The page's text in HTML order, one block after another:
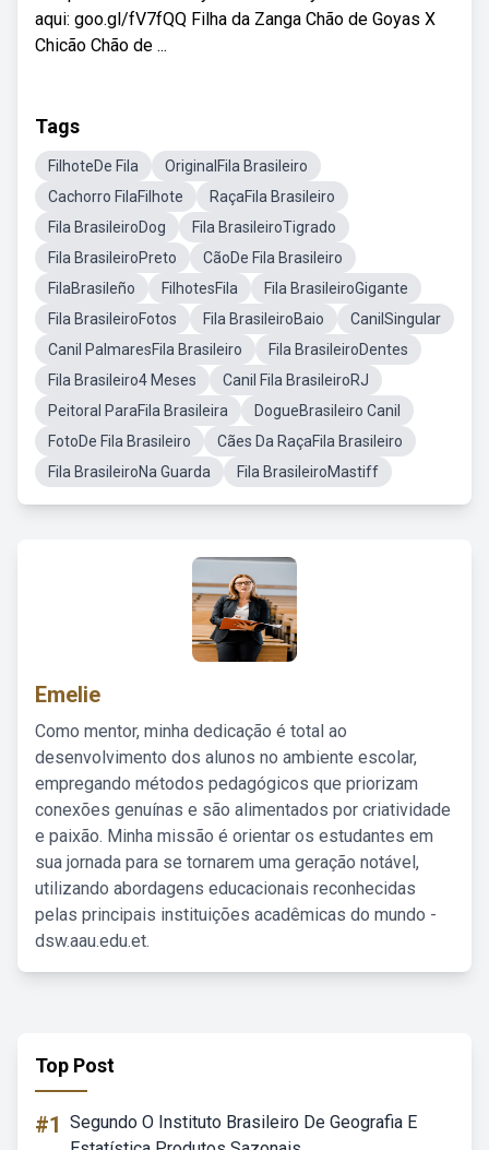
aqui: goo.gl/fV7fQQ Filha da Zanga Chão de Goyas X
Chicão Chão de ...
Tags
FilhoteDe Fila
OriginalFila Brasileiro
Cachorro FilaFilhote
RaçaFila Brasileiro
Fila BrasileiroDog
Fila BrasileiroTigrado
Fila BrasileiroPreto
CãoDe Fila Brasileiro
FilaBrasileño
FilhotesFila
Fila BrasileiroGigante
Fila BrasileiroFotos
Fila BrasileiroBaio
CanilSingular
Canil PalmaresFila Brasileiro
Fila BrasileiroDentes
Fila Brasileiro4 Meses
Canil Fila BrasileiroRJ
Peitoral ParaFila Brasileira
DogueBrasileiro Canil
FotoDe Fila Brasileiro
Cães Da RaçaFila Brasileiro
Fila BrasileiroNa Guarda
Fila BrasileiroMastiff
Emelie
Como mentor, minha dedicação é total ao
desenvolvimento dos alunos no ambiente escolar,
empregando métodos pedagógicos que priorizam
conexões genuínas e são alimentados por criatividade
e paixão. Minha missão é orientar os estudantes em
sua jornada para se tornarem uma geração notável,
utilizando abordagens educacionais reconhecidas
pelas principais instituições acadêmicas do mundo -
dsw.aau.edu.et.
Top Post
#1 Segundo O Instituto Brasileiro De Geografia E